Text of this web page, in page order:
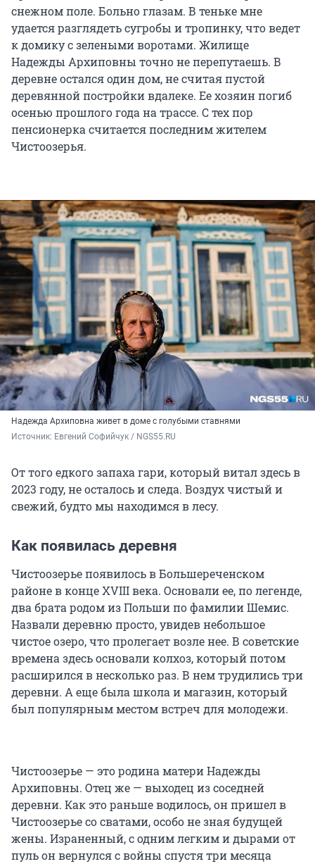
снежном поле. Больно глазам. В теньке мне
удается разглядеть сугробы и тропинку, что ведет
к домику с зелеными воротами. Жилище
Надежды Архиповны точно не перепутаешь. В
деревне остался один дом, не считая пустой
деревянной постройки вдалеке. Ее хозяин погиб
осенью прошлого года на трассе. С тех пор
пенсионерка считается последним жителем
Чистоозерья.
Надежда Архиповна живет в доме с голубыми ставнями
Источник: Евгений Софийчук / NGS55.RU
От того едкого запаха гари, который витал здесь в
2023 году, не осталось и следа. Воздух чистый и
свежий, будто мы находимся в лесу.
Как появилась деревня
Чистоозерье появилось в Большереченском
районе в конце XVIII века. Основали ее, по легенде,
два брата родом из Польши по фамилии Шемис.
Назвали деревню просто, увидев небольшое
чистое озеро, что пролегает возле нее. В советские
времена здесь основали колхоз, который потом
расширился в несколько раз. В нем трудились три
деревни. А еще была школа и магазин, который
был популярным местом встреч для молодежи.
Чистоозерье — это родина матери Надежды
Архиповны. Отец же — выходец из соседней
деревни. Как это раньше водилось, он пришел в
Чистоозерье со сватами, особо не зная будущей
жены. Израненный, с одним легким и дырами от
пуль он вернулся с войны спустя три месяца